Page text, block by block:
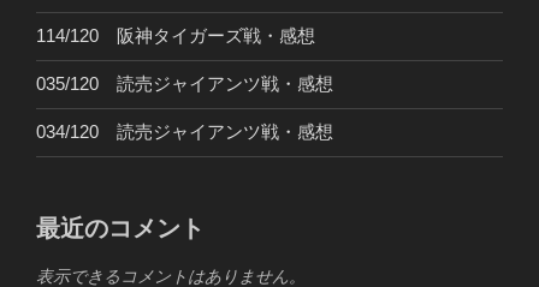
114/120 阪神タイガーズ戦・感想
035/120 読売ジャイアンツ戦・感想
034/120 読売ジャイアンツ戦・感想
最近のコメント
表示できるコメントはありません。